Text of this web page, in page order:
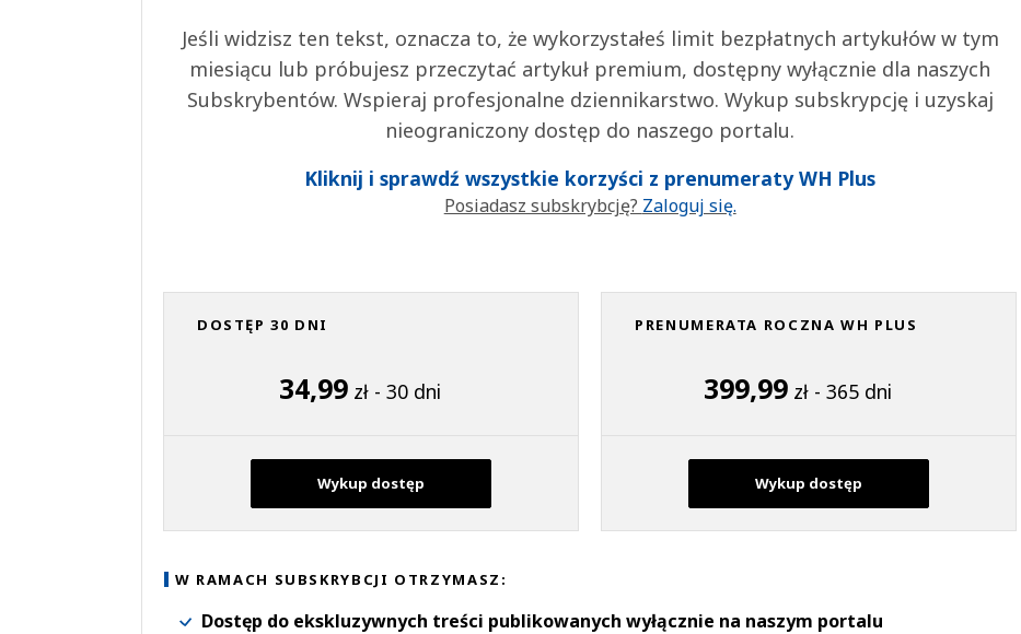
Jeśli widzisz ten tekst, oznacza to, że wykorzystałeś limit bezpłatnych artykułów w tym
miesiącu lub próbujesz przeczytać artykuł premium, dostępny wyłącznie dla naszych
Subskrybentów. Wspieraj profesjonalne dziennikarstwo. Wykup subskrypcję i uzyskaj
nieograniczony dostęp do naszego portalu.
Kliknij i sprawdź wszystkie korzyści z prenumeraty WH Plus
Posiadasz subskrybcję? Zaloguj się.
DOSTĘP 30 DNI
34,99 zł - 30 dni
Wykup dostęp
PRENUMERATA ROCZNA WH PLUS
399,99 zł - 365 dni
Wykup dostęp
W RAMACH SUBSKRYBCJI OTRZYMASZ:
Dostęp do ekskluzywnych treści publikowanych wyłącznie na naszym portalu